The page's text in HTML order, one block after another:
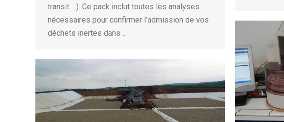
transit …). Ce pack inclut toutes les analyses
nécessaires pour confirmer l’admission de vos
déchets inertes dans…